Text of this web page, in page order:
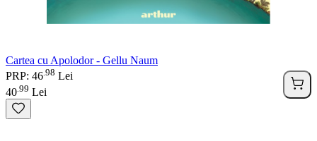
Cartea cu Apolodor - Gellu Naum
PRP: 46 98 Lei
40 99 Lei